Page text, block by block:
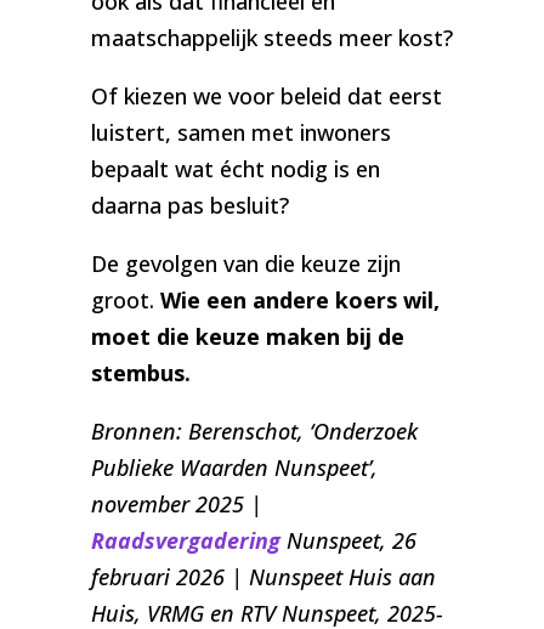
maatschappelijk steeds meer kost?
Of kiezen we voor beleid dat eerst
luistert, samen met inwoners
bepaalt wat écht nodig is en
daarna pas besluit?
De gevolgen van die keuze zijn
groot. Wie een andere koers wil,
moet die keuze maken bij de
stembus.
Bronnen: Berenschot, ‘Onderzoek
Publieke Waarden Nunspeet’,
november 2025 |
Raadsvergadering Nunspeet, 26
februari 2026 | Nunspeet Huis aan
Huis, VRMG en RTV Nunspeet, 2025-